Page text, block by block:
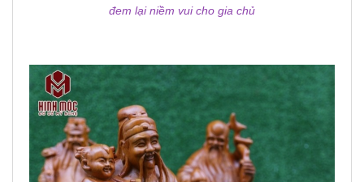
đem lại niềm vui cho gia chủ